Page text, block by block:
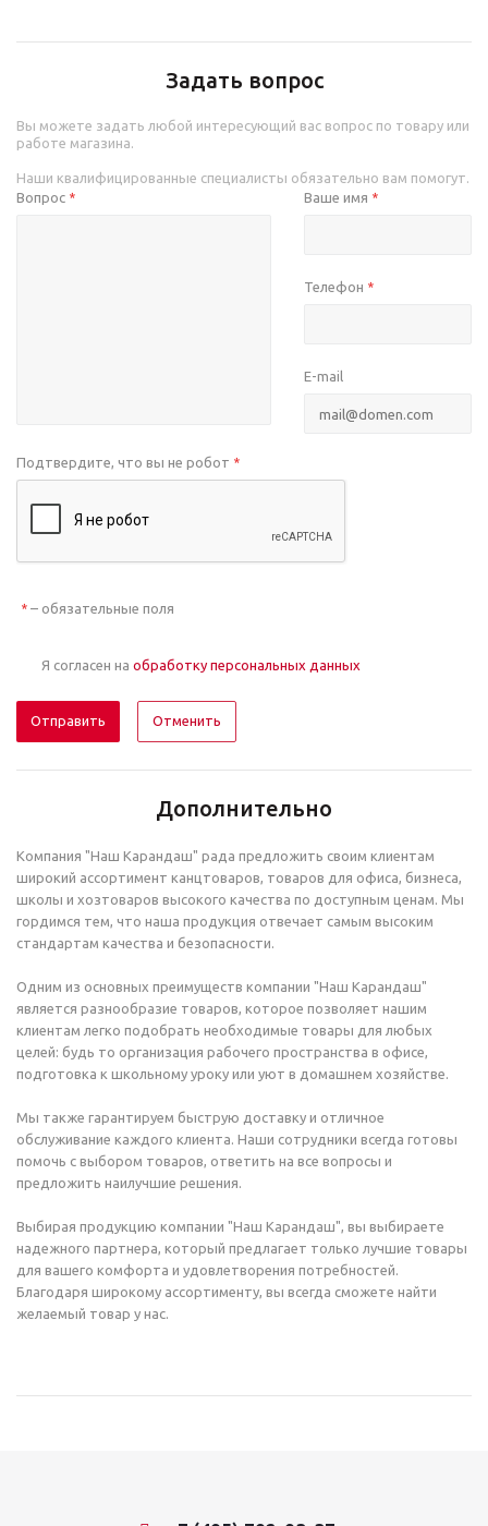
Задать вопрос
Вы можете задать любой интересующий вас вопрос по товару или
работе магазина.
Наши квалифицированные специалисты обязательно вам помогут.
Вопрос * Ваше имя *
Телефон *
E-mail
Подтвердите, что вы не робот *
* – обязательные поля
Я согласен на обработку персональных данных
Отменить
Дополнительно
Компания "Наш Карандаш" рада предложить своим клиентам
широкий ассортимент канцтоваров, товаров для офиса, бизнеса,
школы и хозтоваров высокого качества по доступным ценам. Мы
гордимся тем, что наша продукция отвечает самым высоким
стандартам качества и безопасности.
Одним из основных преимуществ компании "Наш Карандаш"
является разнообразие товаров, которое позволяет нашим
клиентам легко подобрать необходимые товары для любых
целей: будь то организация рабочего пространства в офисе,
подготовка к школьному уроку или уют в домашнем хозяйстве.
Мы также гарантируем быструю доставку и отличное
обслуживание каждого клиента. Наши сотрудники всегда готовы
помочь с выбором товаров, ответить на все вопросы и
предложить наилучшие решения.
Выбирая продукцию компании "Наш Карандаш", вы выбираете
надежного партнера, который предлагает только лучшие товары
для вашего комфорта и удовлетворения потребностей.
Благодаря широкому ассортименту, вы всегда сможете найти
желаемый товар у нас.